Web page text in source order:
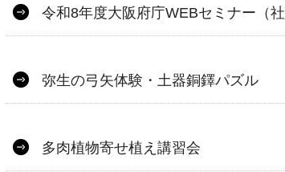
令和8年度大阪府庁WEBセミナー（社
弥生の弓矢体験・土器銅鐸パズル
多肉植物寄せ植え講習会